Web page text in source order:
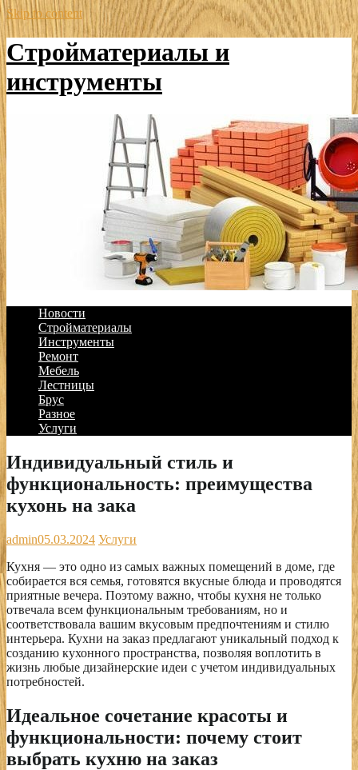
Skip to content
Стройматериалы и
инструменты
Новости
Стройматериалы
Инструменты
Ремонт
Мебель
Лестницы
Брус
Разное
Услуги
Индивидуальный стиль и
функциональность: преимущества
кухонь на зака
admin05.03.2024 Услуги
Кухня — это одно из самых важных помещений в доме, где
собирается вся семья, готовятся вкусные блюда и проводятся
приятные вечера. Поэтому важно, чтобы кухня не только
отвечала всем функциональным требованиям, но и
соответствовала вашим вкусовым предпочтениям и стилю
интерьера. Кухни на заказ предлагают уникальный подход к
созданию кухонного пространства, позволяя воплотить в
жизнь любые дизайнерские идеи с учетом индивидуальных
потребностей.
Идеальное сочетание красоты и
функциональности: почему стоит
выбрать кухню на заказ